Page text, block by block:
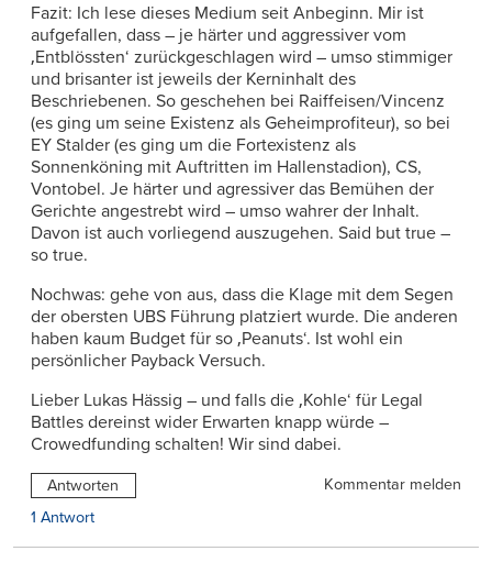
Fazit: Ich lese dieses Medium seit Anbeginn. Mir ist
aufgefallen, dass – je härter und aggressiver vom
‚Entblössten‘ zurückgeschlagen wird – umso stimmiger
und brisanter ist jeweils der Kerninhalt des
Beschriebenen. So geschehen bei Raiffeisen/Vincenz
(es ging um seine Existenz als Geheimprofiteur), so bei
EY Stalder (es ging um die Fortexistenz als
Sonnenköning mit Auftritten im Hallenstadion), CS,
Vontobel. Je härter und agressiver das Bemühen der
Gerichte angestrebt wird – umso wahrer der Inhalt.
Davon ist auch vorliegend auszugehen. Said but true –
so true.
Nochwas: gehe von aus, dass die Klage mit dem Segen
der obersten UBS Führung platziert wurde. Die anderen
haben kaum Budget für so ‚Peanuts‘. Ist wohl ein
persönlicher Payback Versuch.
Lieber Lukas Hässig – und falls die ‚Kohle‘ für Legal
Battles dereinst wider Erwarten knapp würde –
Crowedfunding schalten! Wir sind dabei.
Antworten
Kommentar melden
1 Antwort